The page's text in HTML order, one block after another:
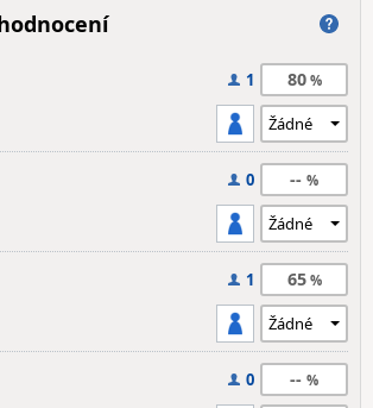
1 80
0 --
1 65
0 --